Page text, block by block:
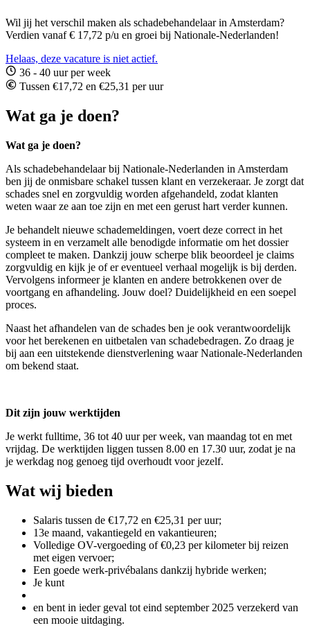
Wil jij het verschil maken als schadebehandelaar in Amsterdam?
Verdien vanaf € 17,72 p/u en groei bij Nationale-Nederlanden!
Helaas, deze vacature is niet actief.
36 - 40 uur per week
Tussen €17,72 en €25,31 per uur
Wat ga je doen?
Wat ga je doen?
Als schadebehandelaar bij Nationale-Nederlanden in Amsterdam
ben jij de onmisbare schakel tussen klant en verzekeraar. Je zorgt dat
schades snel en zorgvuldig worden afgehandeld, zodat klanten
weten waar ze aan toe zijn en met een gerust hart verder kunnen.
Je behandelt nieuwe schademeldingen, voert deze correct in het
systeem in en verzamelt alle benodigde informatie om het dossier
compleet te maken. Dankzij jouw scherpe blik beoordeel je claims
zorgvuldig en kijk je of er eventueel verhaal mogelijk is bij derden.
Vervolgens informeer je klanten en andere betrokkenen over de
voortgang en afhandeling. Jouw doel? Duidelijkheid en een soepel
proces.
Naast het afhandelen van de schades ben je ook verantwoordelijk
voor het berekenen en uitbetalen van schadebedragen. Zo draag je
bij aan een uitstekende dienstverlening waar Nationale-Nederlanden
om bekend staat.
Dit zijn jouw werktijden
Je werkt fulltime, 36 tot 40 uur per week, van maandag tot en met
vrijdag. De werktijden liggen tussen 8.00 en 17.30 uur, zodat je na
je werkdag nog genoeg tijd overhoudt voor jezelf.
Wat wij bieden
Salaris tussen de €17,72 en €25,31 per uur;
13e maand, vakantiegeld en vakantieuren;
Volledige OV-vergoeding of €0,23 per kilometer bij reizen
met eigen vervoer;
Een goede werk-privébalans dankzij hybride werken;
Je kunt
en bent in ieder geval tot eind september 2025 verzekerd van
een mooie uitdaging.